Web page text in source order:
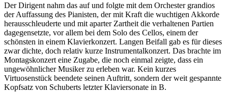
Der Dirigent nahm das auf und folgte mit dem Orchester grandios
der Auffassung des Pianisten, der mit Kraft die wuchtigen Akkorde
herausschleuderte und mit aparter Zartheit die verhaltenen Partien
dagegensetzte, vor allem bei dem Solo des Cellos, einem der
schönsten in einem Klavierkonzert. Langen Beifall gab es für dieses
zwar dichte, doch relativ kurze Instrumentalkonzert. Das brachte im
Montagskonzert eine Zugabe, die noch einmal zeigte, dass ein
ungewöhnlicher Musiker zu erleben war. Kein kurzes
Virtuosenstück beendete seinen Auftritt, sondern der weit gespannte
Kopfsatz von Schuberts letzter Klaviersonate in B.